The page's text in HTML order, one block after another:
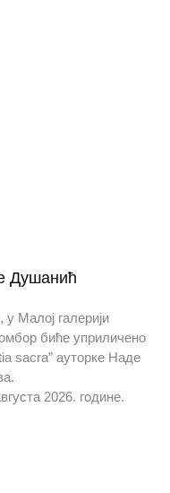
Душанић
у Малој галерији
биће уприличено
sacra” ауторке Наде
2026. године.